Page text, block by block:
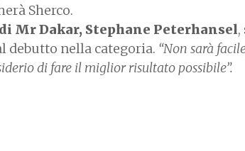
Sherco.
Mr Dakar, Stephane Peterhansel,
debutto nella categoria. “Non sarà
di fare il miglior risultato possibile”.